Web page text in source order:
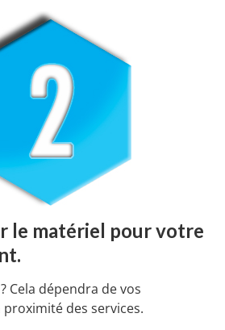
le matériel pour votre
Cela dépendra de vos
des services.